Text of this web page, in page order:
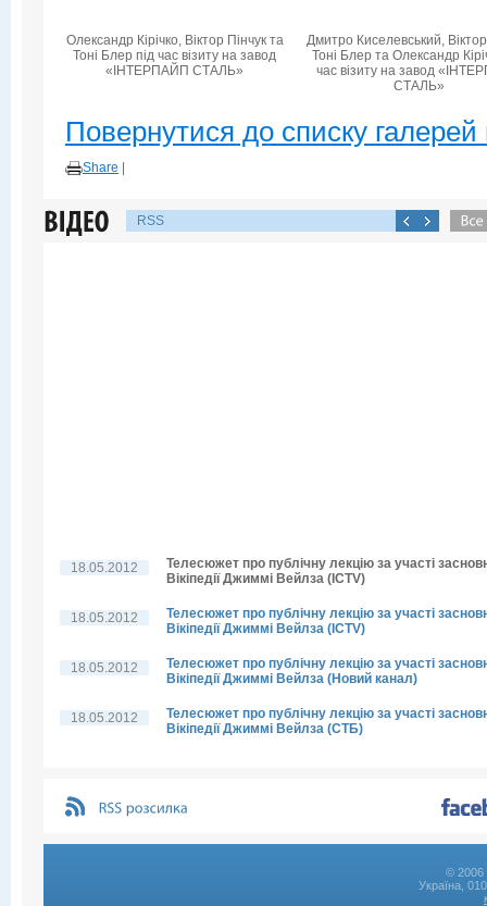
Олександр Кірічко, Віктор Пінчук та
Тоні Блер під час візиту на завод
«ІНТЕРПАЙП СТАЛЬ»
Дмитро Киселевський,
Тоні Блер та Олександр
час візиту на завод
СТАЛЬ»
Повернутися до списку галерей
Share
RSS
18.05.2012
Телесюжет про публічну лекцію за участі
Вікіпедії Джиммі Вейлза (ICTV)
18.05.2012
Телесюжет про публічну лекцію за участі
Вікіпедії Джиммі Вейлза (ICTV)
18.05.2012
Телесюжет про публічну лекцію за участі
Вікіпедії Джиммі Вейлза (Новий канал)
18.05.2012
Телесюжет про публічну лекцію за участі
Вікіпедії Джиммі Вейлза (СТБ)
© 2006
Україна,